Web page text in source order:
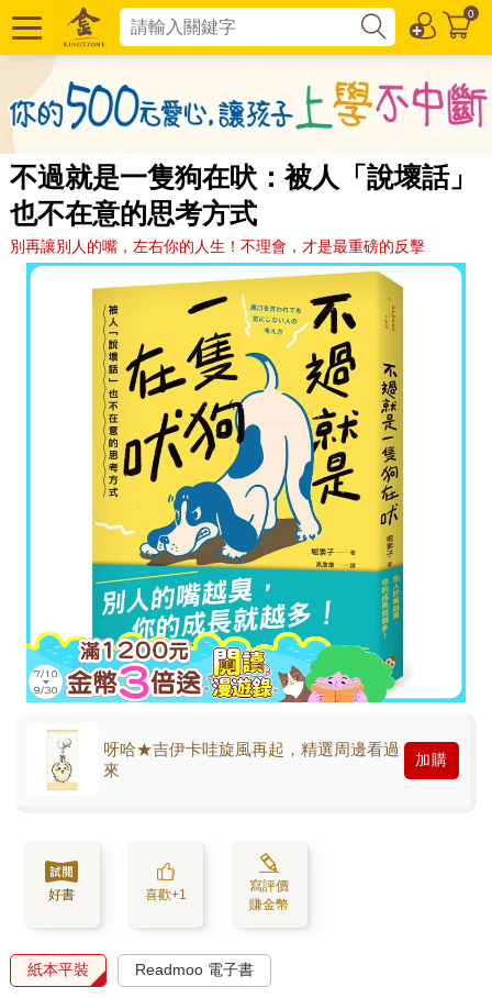
0
不過就是一隻狗在吠：被人「說壞話」
也不在意的思考方式
別再讓別人的嘴，左右你的人生！不理會，才是最重磅的反擊
呀哈★吉伊卡哇旋風再起，精選周邊看過
來
加購
好書 喜歡+1
寫評價
賺金幣
紙本平裝 Readmoo 電子書